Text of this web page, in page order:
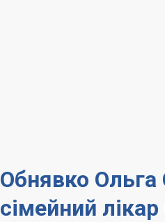
Обнявко Ольга
сімейний